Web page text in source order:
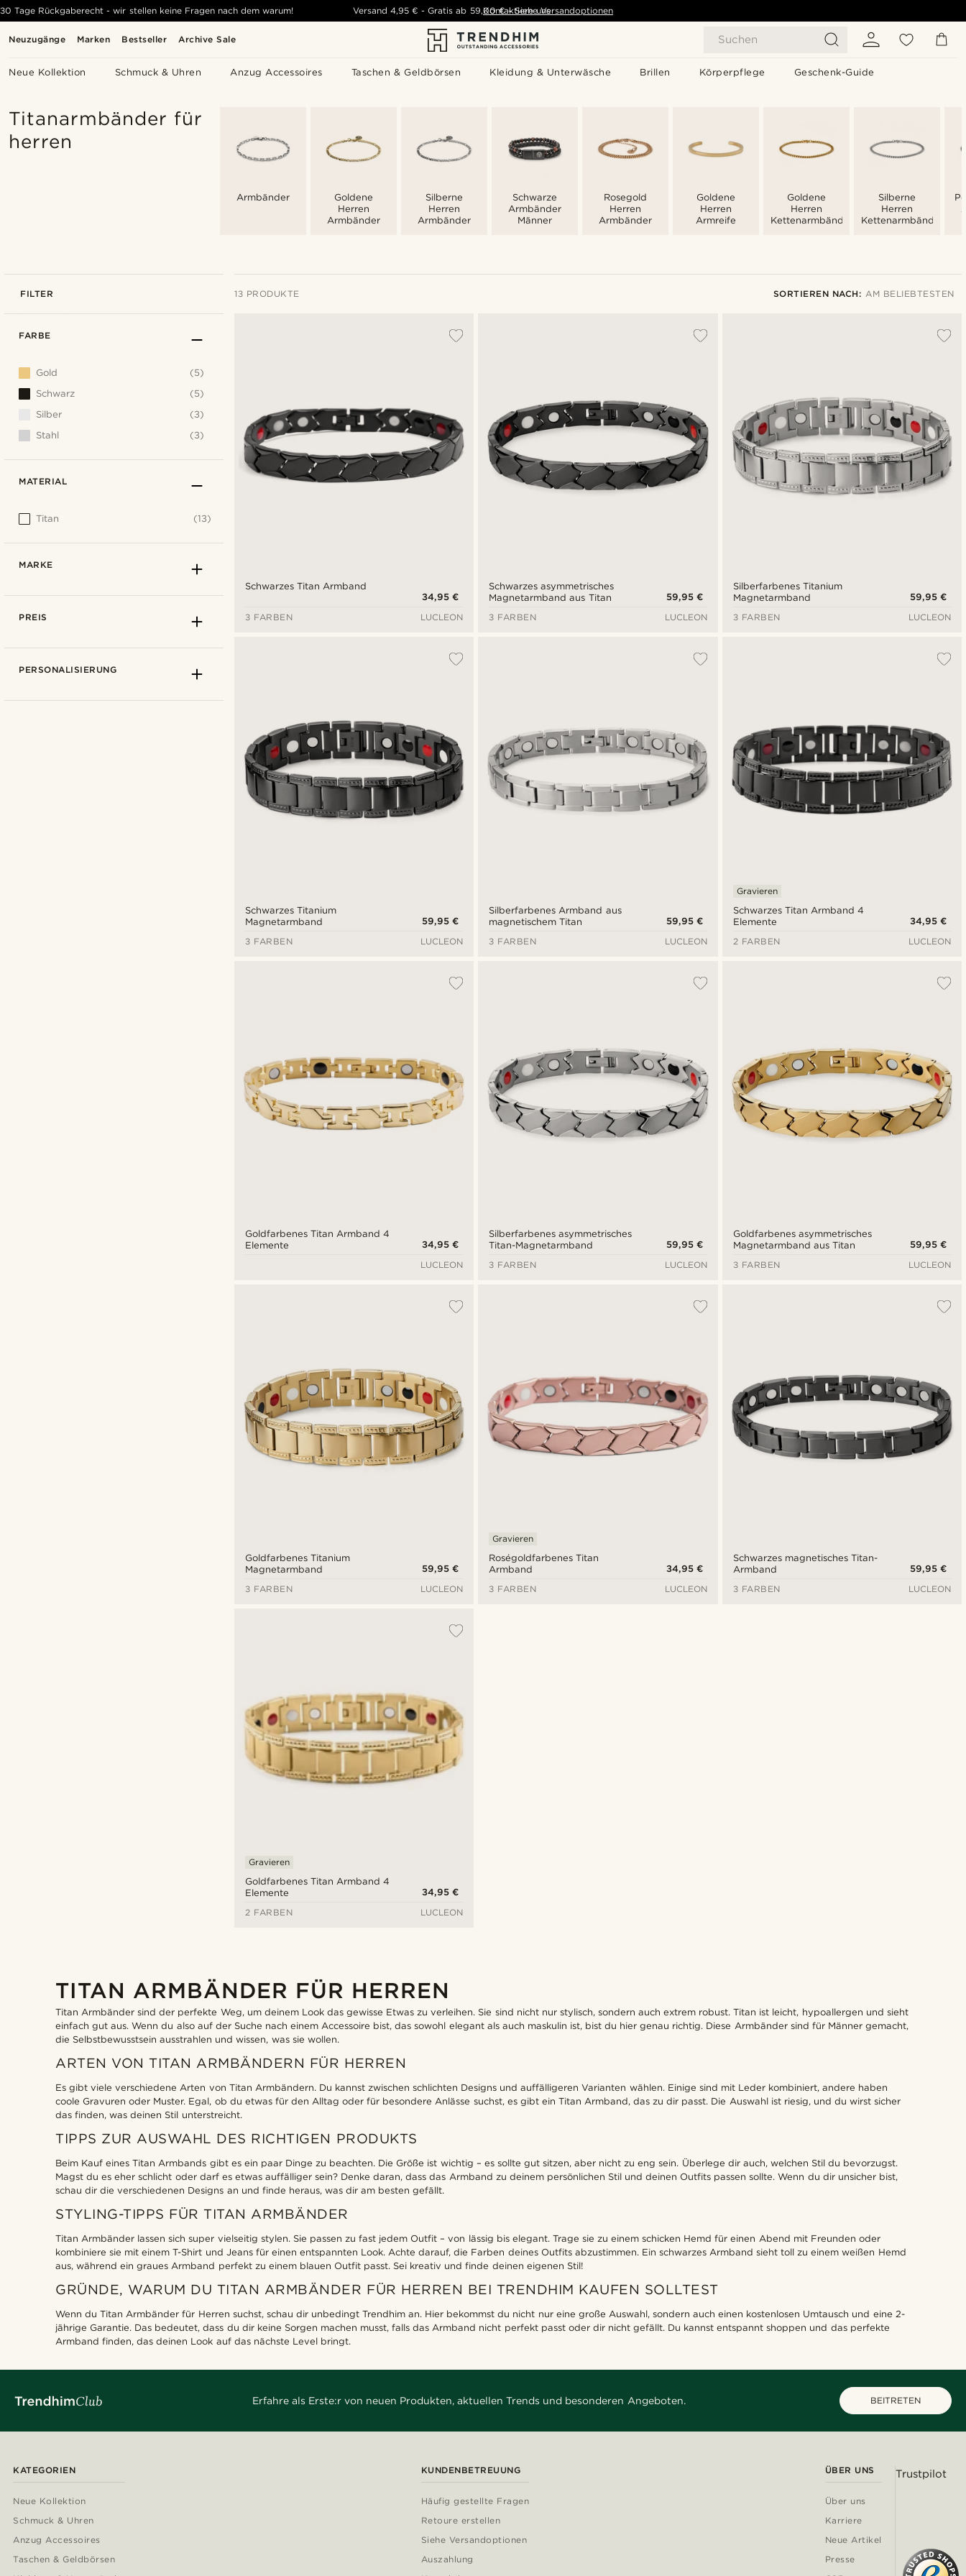
Neuzugänge Marken Bestseller Archive Sale Suchen
Neue Kollektion Schmuck & Uhren Anzug Accessoires Taschen & Geldbörsen Kleidung & Unterwäsche Brillen Körperpflege Geschenk-Guide
30 Tage Rückgaberecht - wir stellen keine Fragen nach dem warum! Versand 4,95 € -Gratis ab 59,00 € - Siehe Versandoptionen
Kontaktiere uns
Titanarmbänder für
herren
Armbänder
Goldene
Herren
Armbänder
Silberne
Herren
Armbänder
Schwarze
Armbänder
Männer
Rosegold
Herren
Armbänder
Goldene
Herren
Armreife
Goldene
Herren
Kettenarmbänder
Silberne
Herren
Kettenarmbänder
FILTER 13 PRODUKTE SORTIEREN NACH: AM BELIEBTESTEN
Schwarzes Titan Armband
34,95 €
3 FARBEN
LUCLEON
Schwarzes asymmetrisches
Magnetarmband aus Titan
59,95 €
3 FARBEN
LUCLEON
Silberfarbenes Titanium
Magnetarmband
59,95 €
3 FARBEN
LUCLEON
Schwarzes Titanium
Magnetarmband
59,95 €
3 FARBEN
LUCLEON
Silberfarbenes Armband aus
magnetischem Titan
59,95 €
3 FARBEN
LUCLEON
Schwarzes Titan Armband 4
Elemente
Gravieren
34,95 €
2 FARBEN
LUCLEON
Goldfarbenes Titan Armband 4
Elemente
34,95 €
LUCLEON
Silberfarbenes asymmetrisches
Titan-Magnetarmband
59,95 €
3 FARBEN
LUCLEON
Goldfarbenes asymmetrisches
Magnetarmband aus Titan
59,95 €
3 FARBEN
LUCLEON
Goldfarbenes Titanium
Magnetarmband
59,95 €
3 FARBEN
LUCLEON
Roségoldfarbenes Titan
Armband
Gravieren
34,95 €
3 FARBEN
LUCLEON
Schwarzes magnetisches Titan-
Armband
59,95 €
3 FARBEN
LUCLEON
Goldfarbenes Titan Armband 4
Elemente
Gravieren
34,95 €
2 FARBEN
LUCLEON
FARBE
Gold
(5)
Schwarz
(5)
Silber
(3)
Stahl
(3)
MATERIAL
Titan (13)
MARKE
PREIS
PERSONALISIERUNG
TITAN ARMBÄNDER FÜR HERREN
Titan Armbänder sind der perfekte Weg, um deinem Look das gewisse Etwas zu verleihen. Sie sind nicht nur stylisch, sondern auch extrem robust. Titan ist leicht, hypoallergen und sieht
einfach gut aus. Wenn du also auf der Suche nach einem Accessoire bist, das sowohl elegant als auch maskulin ist, bist du hier genau richtig. Diese Armbänder sind für Männer gemacht,
die Selbstbewusstsein ausstrahlen und wissen, was sie wollen.
ARTEN VON TITAN ARMBÄNDERN FÜR HERREN
Es gibt viele verschiedene Arten von Titan Armbändern. Du kannst zwischen schlichten Designs und auffälligeren Varianten wählen. Einige sind mit Leder kombiniert, andere haben
coole Gravuren oder Muster. Egal, ob du etwas für den Alltag oder für besondere Anlässe suchst, es gibt ein Titan Armband, das zu dir passt. Die Auswahl ist riesig, und du wirst sicher
das finden, was deinen Stil unterstreicht.
TIPPS ZUR AUSWAHL DES RICHTIGEN PRODUKTS
Beim Kauf eines Titan Armbands gibt es ein paar Dinge zu beachten. Die Größe ist wichtig – es sollte gut sitzen, aber nicht zu eng sein. Überlege dir auch, welchen Stil du bevorzugst.
Magst du es eher schlicht oder darf es etwas auffälliger sein? Denke daran, dass das Armband zu deinem persönlichen Stil und deinen Outfits passen sollte. Wenn du dir unsicher bist,
schau dir die verschiedenen Designs an und finde heraus, was dir am besten gefällt.
STYLING-TIPPS FÜR TITAN ARMBÄNDER
Titan Armbänder lassen sich super vielseitig stylen. Sie passen zu fast jedem Outfit – von lässig bis elegant. Trage sie zu einem schicken Hemd für einen Abend mit Freunden oder
kombiniere sie mit einem T-Shirt und Jeans für einen entspannten Look. Achte darauf, die Farben deines Outfits abzustimmen. Ein schwarzes Armband sieht toll zu einem weißen Hemd
aus, während ein graues Armband perfekt zu einem blauen Outfit passt. Sei kreativ und finde deinen eigenen Stil!
GRÜNDE, WARUM DU TITAN ARMBÄNDER FÜR HERREN BEI TRENDHIM KAUFEN SOLLTEST
Wenn du Titan Armbänder für Herren suchst, schau dir unbedingt Trendhim an. Hier bekommst du nicht nur eine große Auswahl, sondern auch einen kostenlosen Umtausch und eine 2-
jährige Garantie. Das bedeutet, dass du dir keine Sorgen machen musst, falls das Armband nicht perfekt passt oder dir nicht gefällt. Du kannst entspannt shoppen und das perfekte
Armband finden, das deinen Look auf das nächste Level bringt.
Erfahre als Erste:r von neuen Produkten, aktuellen Trends und besonderen Angeboten. BEITRETEN
KATEGORIEN
Neue Kollektion
Schmuck & Uhren
Anzug Accessoires
Taschen & Geldbörsen
KUNDENBETREUUNG
Häufig gestellte Fragen
Retoure erstellen
Siehe Versandoptionen
Auszahlung
ÜBER UNS
Über uns
Karriere
Neue Artikel
Presse
Trustpilot